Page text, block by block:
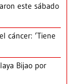
este sábado
cáncer: ‘Tiene
Bijao por